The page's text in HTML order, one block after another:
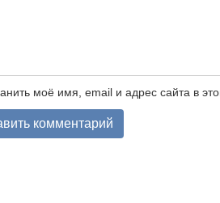
моё имя, email и адрес сайта в